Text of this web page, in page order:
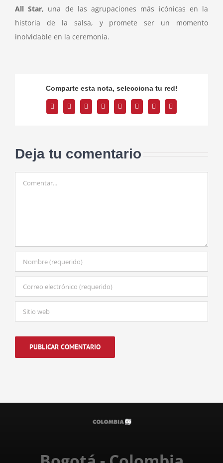
All Star, una de las agrupaciones más icónicas en la
historia de la salsa, y promete ser un momento
inolvidable en la ceremonia.
Comparte esta nota, selecciona tu red!
FacebookTwitterRedditLinkedInTumblrPinterest
Vk
Correo
electrónico
Deja tu comentario